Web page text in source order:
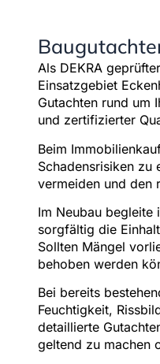
Als DEKRA
Einsatzgebiet
Gutachten rund um
und zertifizierter
Beim
Schadensrisiken zu
vermeiden und den
Im Neubau begleite
sorgfältig die
Sollten Mängel
behoben werden
Bei bereits
Feuchtigkeit,
detaillierte
geltend zu machen